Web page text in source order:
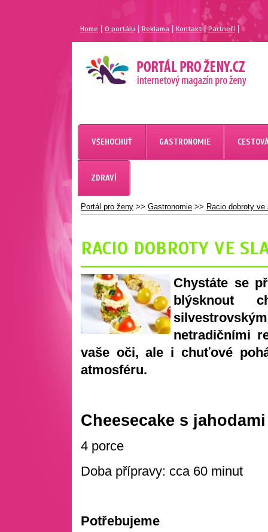
Home |O portálu Reklama Kontakt| Partneří
MAGAZÍN PRO ŽENY
PORTÁL PRO ŽENY.CZ
VŠEHOCHUŤ GASTRONOMIE
ZDRAVÍ
Portál pro ženy >> Gastronomie >> Racio dobroty
RACIO DOBROTY VE
Chystáte se
blýsknout
netradičními
vaše oči, ale i chuťové
atmosféru.
Cheesecake s jahodami
4 porce
Doba přípravy: cca 60 minut
Potřebujeme